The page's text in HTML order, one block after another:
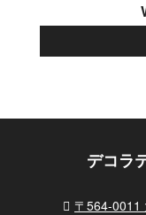
デコラ
〒564-0011